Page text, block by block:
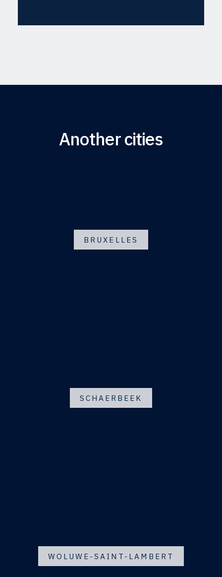
Another cities
BRUXELLES
SCHAERBEEK
WOLUWE-SAINT-LAMBERT